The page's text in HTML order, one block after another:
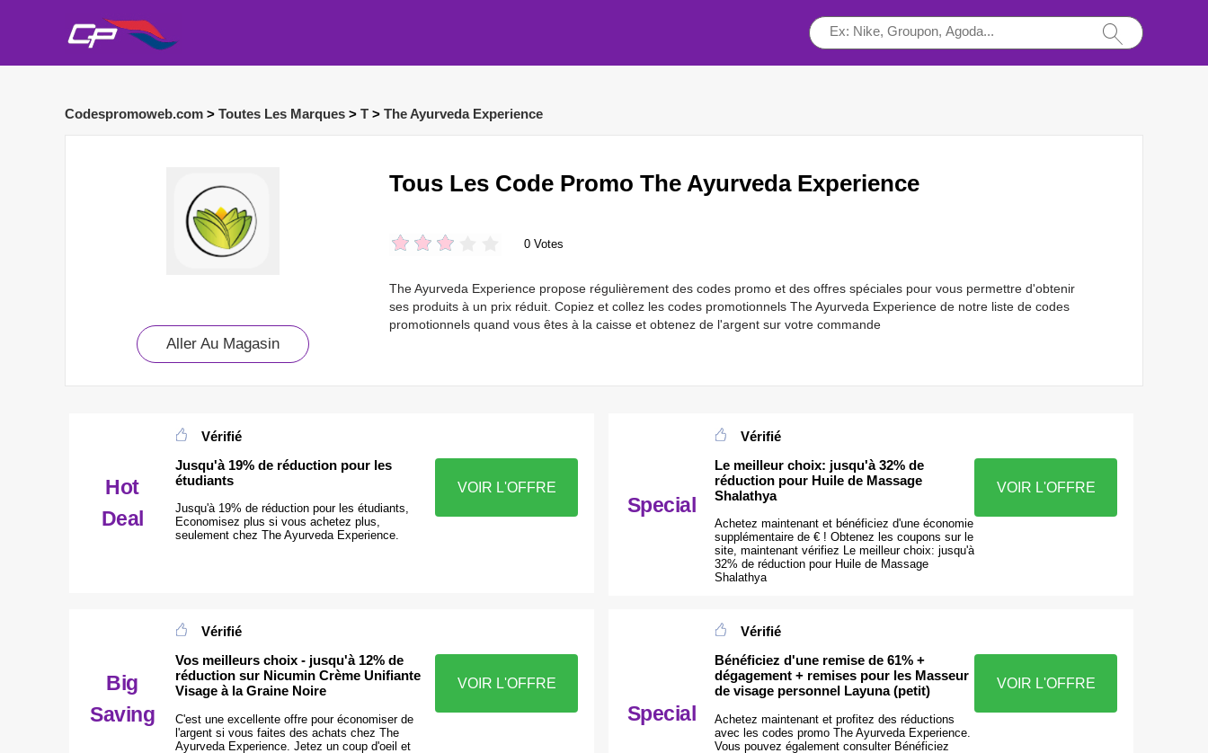
Codespromoweb.com > Toutes Les Marques > T > The Ayurveda Experience
Aller Au Magasin
Tous Les Code Promo The Ayurveda Experience
0 Votes
The Ayurveda Experience propose régulièrement des codes promo et des offres spéciales pour vous permettre d'obtenir
ses produits à un prix réduit. Copiez et collez les codes promotionnels The Ayurveda Experience de notre liste de codes
promotionnels quand vous êtes à la caisse et obtenez de l'argent sur votre commande
Hot
Deal
Vérifié
Jusqu'à 19% de réduction pour les
étudiants
Jusqu'à 19% de réduction pour les étudiants,
Economisez plus si vous achetez plus,
seulement chez The Ayurveda Experience.
VOIR L'OFFRE
Special
Vérifié
Le meilleur choix: jusqu'à 32% de
réduction pour Huile de Massage
Shalathya
Achetez maintenant et bénéficiez d'une économie
supplémentaire de € ! Obtenez les coupons sur le
site, maintenant vérifiez Le meilleur choix: jusqu'à
32% de réduction pour Huile de Massage
Shalathya
VOIR L'OFFRE
Big
Saving
Vérifié
Vos meilleurs choix - jusqu'à 12% de
réduction sur Nicumin Crème Unifiante
Visage à la Graine Noire
C'est une excellente offre pour économiser de
l'argent si vous faites des achats chez The
Ayurveda Experience. Jetez un coup d'oeil et
VOIR L'OFFRE
Special
Vérifié
Bénéficiez d'une remise de 61% +
dégagement + remises pour les Masseur
de visage personnel Layuna (petit)
Achetez maintenant et profitez des réductions
avec les codes promo The Ayurveda Experience.
Vous pouvez également consulter Bénéficiez
VOIR L'OFFRE